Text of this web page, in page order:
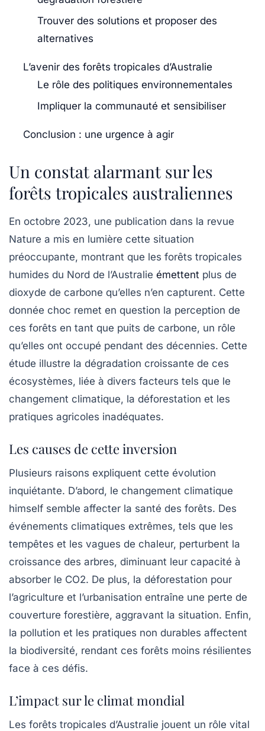
Trouver des solutions et proposer des
alternatives
L’avenir des forêts tropicales d’Australie
Le rôle des politiques environnementales
Impliquer la communauté et sensibiliser
Conclusion : une urgence à agir
Un constat alarmant sur les
forêts tropicales australiennes
En octobre 2023, une publication dans la revue
Nature a mis en lumière cette situation
préoccupante, montrant que les forêts tropicales
humides du Nord de l’Australie émettent plus de
dioxyde de carbone qu’elles n’en capturent. Cette
donnée choc remet en question la perception de
ces forêts en tant que puits de carbone, un rôle
qu’elles ont occupé pendant des décennies. Cette
étude illustre la dégradation croissante de ces
écosystèmes, liée à divers facteurs tels que le
changement climatique, la déforestation et les
pratiques agricoles inadéquates.
Les causes de cette inversion
Plusieurs raisons expliquent cette évolution
inquiétante. D’abord, le changement climatique
himself semble affecter la santé des forêts. Des
événements climatiques extrêmes, tels que les
tempêtes et les vagues de chaleur, perturbent la
croissance des arbres, diminuant leur capacité à
absorber le CO2. De plus, la déforestation pour
l’agriculture et l’urbanisation entraîne une perte de
couverture forestière, aggravant la situation. Enfin,
la pollution et les pratiques non durables affectent
la biodiversité, rendant ces forêts moins résilientes
face à ces défis.
L’impact sur le climat mondial
Les forêts tropicales d’Australie jouent un rôle vital